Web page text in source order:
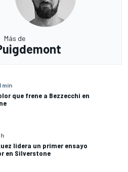
Más de
min
que frene a Bezzecchi en
lidera un primer ensayo
en Silverstone